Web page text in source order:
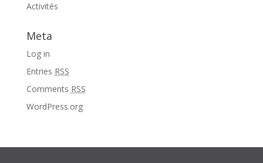
Activités
Meta
Log in
Entries RSS
Comments RSS
WordPress.org